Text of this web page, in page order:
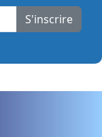
S'inscrire